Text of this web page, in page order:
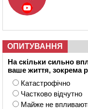
ОПИТУВАННЯ
На скільки сильно
ваше життя, зокрема
Катастрофічно
Частково відчутно
Майже не